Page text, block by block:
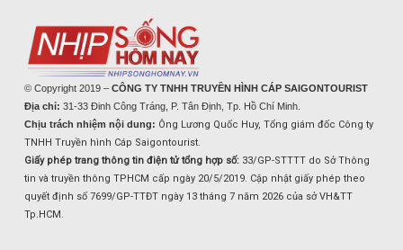
© Copyright 2019 – CÔNG TY TNHH TRUYỀN HÌNH CÁP SAIGONTOURIST
Địa chỉ: 31-33 Đinh Công Tráng, P. Tân Định, Tp. Hồ Chí Minh.
Chịu trách nhiệm nội dung: Ông Lương Quốc Huy, Tổng giám đốc Công ty
TNHH Truyền hình Cáp Saigontourist.
Giấy phép trang thông tin điện tử tổng hợp số: 33/GP-STTTT do Sở Thông
tin và truyền thông TPHCM cấp ngày 20/5/2019. Cập nhật giấy phép theo
quyết định số 7699/GP-TTĐT ngày 13 tháng 7 năm 2026 của sở VH&TT
Tp.HCM.